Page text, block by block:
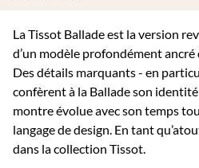
La Tissot Ballade est la version
d’un modèle profondément ancré
Des détails marquants - en
confèrent à la Ballade son
montre évolue avec son temps
langage de design. En tant
dans la collection Tissot.